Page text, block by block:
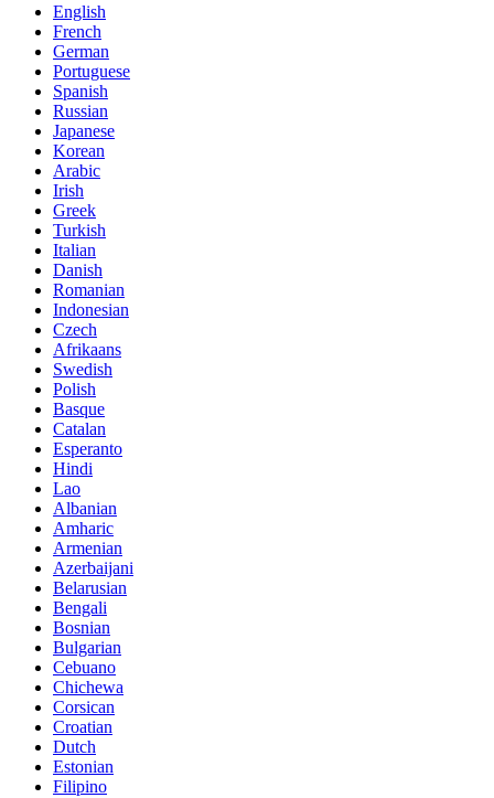
English
French
German
Portuguese
Spanish
Russian
Japanese
Korean
Arabic
Irish
Greek
Turkish
Italian
Danish
Romanian
Indonesian
Czech
Afrikaans
Swedish
Polish
Basque
Catalan
Esperanto
Hindi
Lao
Albanian
Amharic
Armenian
Azerbaijani
Belarusian
Bengali
Bosnian
Bulgarian
Cebuano
Chichewa
Corsican
Croatian
Dutch
Estonian
Filipino